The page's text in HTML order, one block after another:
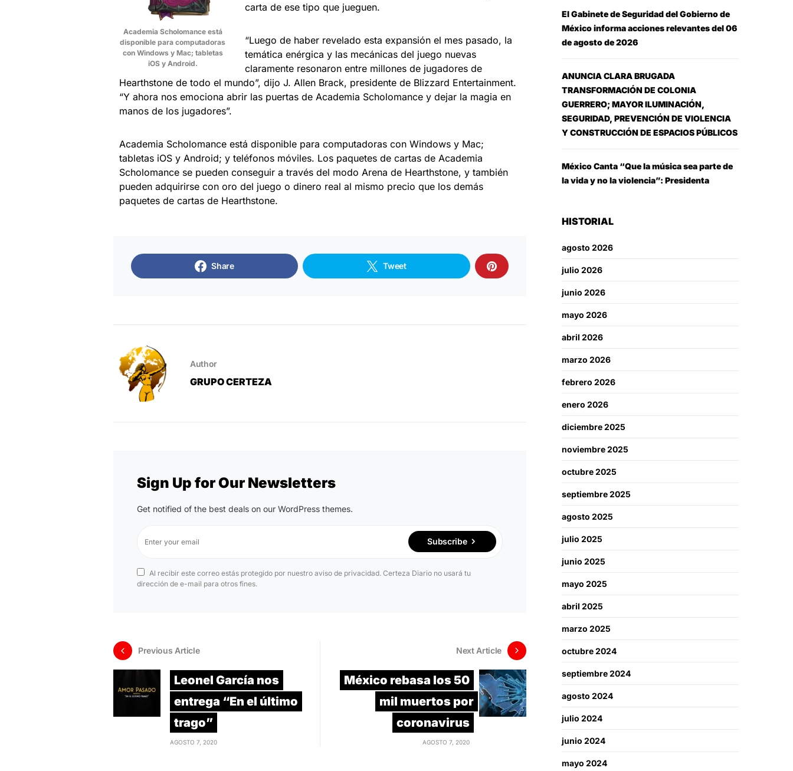
Academia Scholomance está
disponible para computadoras
con Windows y Mac; tabletas
iOS y Android.
carta de ese tipo que jueguen.
“Luego de haber revelado esta expansión el mes pasado, la
temática enérgica y las mecánicas del juego nuevas
claramente resonaron entre millones de jugadores de
Hearthstone de todo el mundo”, dijo J. Allen Brack, presidente de Blizzard Entertainment.
“Y ahora nos emociona abrir las puertas de Academia Scholomance y dejar la magia en
manos de los jugadores”.
Academia Scholomance está disponible para computadoras con Windows y Mac;
tabletas iOS y Android; y teléfonos móviles. Los paquetes de cartas de Academia
Scholomance se pueden conseguir a través del modo Arena de Hearthstone, y también
pueden adquirirse con oro del juego o dinero real al mismo precio que los demás
paquetes de cartas de Hearthstone.
Share Tweet
Author
GRUPO CERTEZA
Sign Up for Our Newsletters
Get notified of the best deals on our WordPress themes.
Subscribe
Al recibir este correo estás protegido por nuestro aviso de privacidad. Certeza Diario no usará tu
dirección de e-mail para otros fines.
Previous Article
Leonel García nos
entrega “En el último
trago”
AGOSTO 7, 2020
Next Article
México rebasa los 50
mil muertos por
coronavirus
AGOSTO 7, 2020
El Gabinete de Seguridad del Gobierno de
México informa acciones relevantes del 06
de agosto de 2026
ANUNCIA CLARA BRUGADA
TRANSFORMACIÓN DE COLONIA
GUERRERO; MAYOR ILUMINACIÓN,
SEGURIDAD, PREVENCIÓN DE VIOLENCIA
Y CONSTRUCCIÓN DE ESPACIOS PÚBLICOS
México Canta “Que la música sea parte de
la vida y no la violencia”: Presidenta
HISTORIAL
agosto 2026
julio 2026
junio 2026
mayo 2026
abril 2026
marzo 2026
febrero 2026
enero 2026
diciembre 2025
noviembre 2025
octubre 2025
septiembre 2025
agosto 2025
julio 2025
junio 2025
mayo 2025
abril 2025
marzo 2025
octubre 2024
septiembre 2024
agosto 2024
julio 2024
junio 2024
mayo 2024